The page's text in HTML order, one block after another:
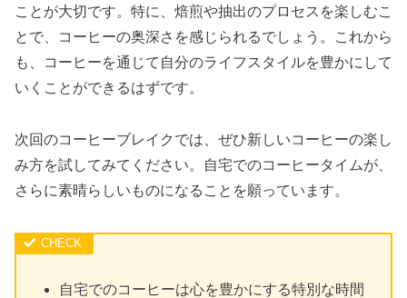
ことが大切です。特に、焙煎や抽出のプロセスを楽しむこ
とで、コーヒーの奥深さを感じられるでしょう。これから
も、コーヒーを通じて自分のライフスタイルを豊かにして
いくことができるはずです。
次回のコーヒーブレイクでは、ぜひ新しいコーヒーの楽し
み方を試してみてください。自宅でのコーヒータイムが、
さらに素晴らしいものになることを願っています。
自宅でのコーヒーは心を豊かにする特別な時間